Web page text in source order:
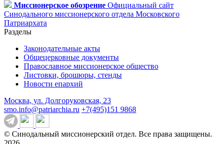
Миссионерское обозрение Официальный сайт
Синодального миссионерского отдела Московского
Патриархата
Разделы
Законодательные акты
Общецерковные документы
Православное миссионерское общество
Листовки, брошюры, стенды
Новости епархий
Москва, ул. Долгоруковская, 23
smo.info@patriarchia.ru +7(495)151 9868
© Синодальный миссионерский отдел. Все права защищены.